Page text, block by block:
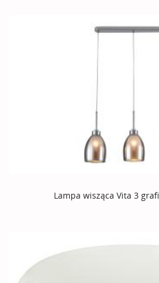
Lampa wisząca Vita 3